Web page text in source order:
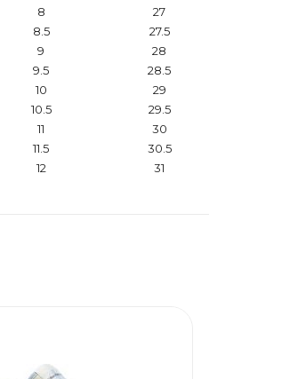
8
27
8.5
27.5
9
28
9.5
28.5
10
29
10.5
29.5
11
30
11.5
30.5
12 31